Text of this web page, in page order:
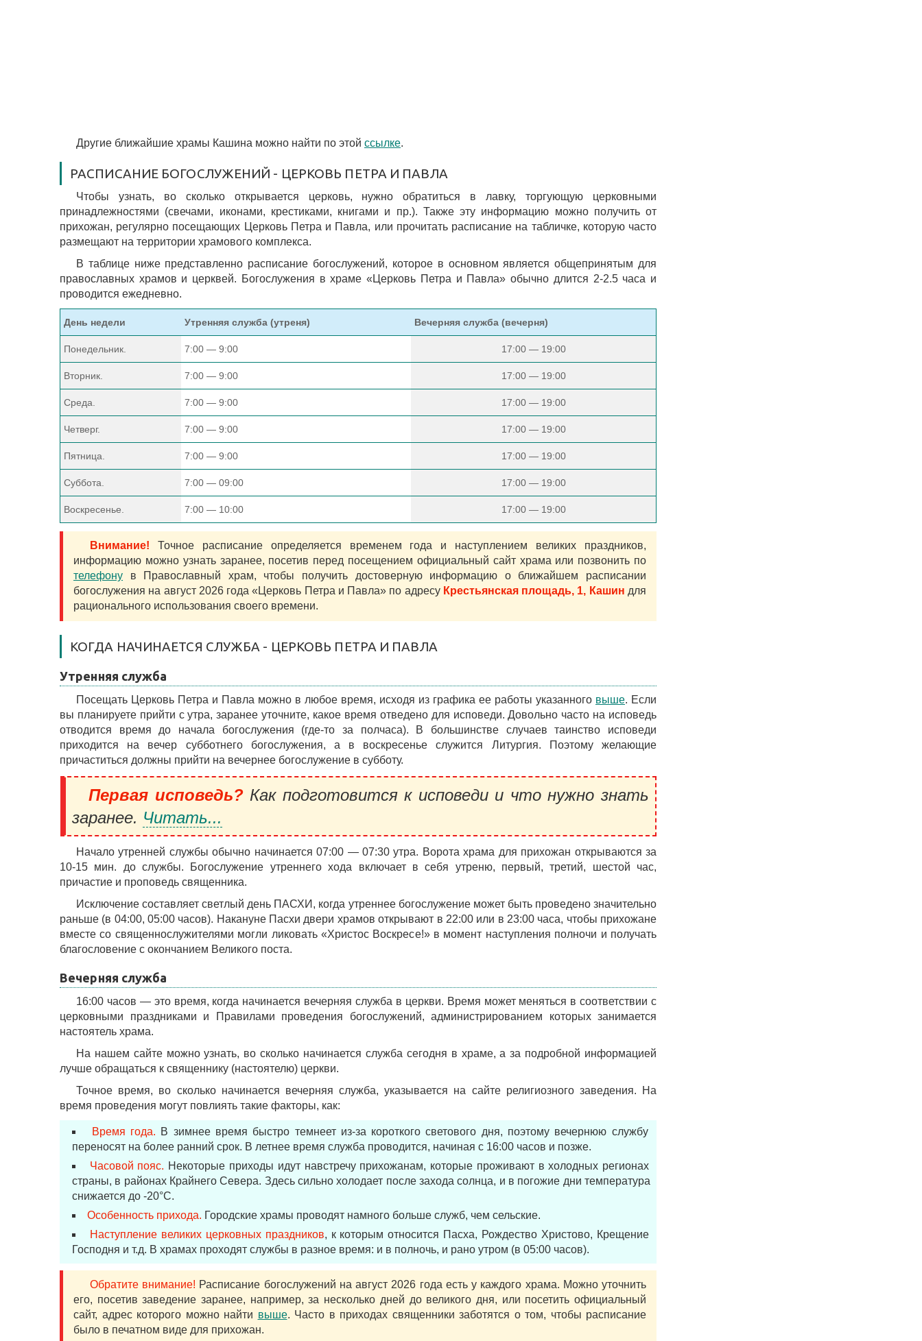
Другие ближайшие храмы Кашина можно найти по этой ссылке.
РАСПИСАНИЕ БОГОСЛУЖЕНИЙ - ЦЕРКОВЬ ПЕТРА И ПАВЛА
Чтобы узнать, во сколько открывается церковь, нужно обратиться в лавку, торгующую церковными
принадлежностями (свечами, иконами, крестиками, книгами и пр.). Также эту информацию можно получить от
прихожан, регулярно посещающих Церковь Петра и Павла, или прочитать расписание на табличке, которую часто
размещают на территории храмового комплекса.
В таблице ниже представленно расписание богослужений, которое в основном является общепринятым для
православных храмов и церквей. Богослужения в храме «Церковь Петра и Павла» обычно длится 2-2.5 часа и
проводится ежедневно.
День недели Утренняя служба (утреня) Вечерняя служба (вечерня)
Понедельник. 7:00 — 9:00 17:00 — 19:00
Вторник. 7:00 — 9:00 17:00 — 19:00
Среда. 7:00 — 9:00 17:00 — 19:00
Четверг. 7:00 — 9:00 17:00 — 19:00
Пятница. 7:00 — 9:00 17:00 — 19:00
Суббота. 7:00 — 09:00 17:00 — 19:00
Воскресенье. 7:00 — 10:00 17:00 — 19:00
Внимание! Точное расписание определяется временем года и наступлением великих праздников,
информацию можно узнать заранее, посетив перед посещением официальный сайт храма или позвонить по
телефону в Православный храм, чтобы получить достоверную информацию о ближайшем расписании
богослужения на август 2026 года «Церковь Петра и Павла» по адресу Крестьянская площадь, 1, Кашин для
рационального использования своего времени.
КОГДА НАЧИНАЕТСЯ СЛУЖБА - ЦЕРКОВЬ ПЕТРА И ПАВЛА
Утренняя служба
Посещать Церковь Петра и Павла можно в любое время, исходя из графика ее работы указанного выше. Если
вы планируете прийти с утра, заранее уточните, какое время отведено для исповеди. Довольно часто на исповедь
отводится время до начала богослужения (где-то за полчаса). В большинстве случаев таинство исповеди
приходится на вечер субботнего богослужения, а в воскресенье служится Литургия. Поэтому желающие
причаститься должны прийти на вечернее богослужение в субботу.
Первая исповедь?Как подготовится к исповеди и что нужно знать
заранее. Читать...
Начало утренней службы обычно начинается 07:00 — 07:30 утра. Ворота храма для прихожан открываются за
10-15 мин. до службы. Богослужение утреннего хода включает в себя утреню, первый, третий, шестой час,
причастие и проповедь священника.
Исключение составляет светлый день ПАСХИ, когда утреннее богослужение может быть проведено значительно
раньше (в 04:00, 05:00 часов). Накануне Пасхи двери храмов открывают в 22:00 или в 23:00 часа, чтобы прихожане
вместе со священнослужителями могли ликовать «Христос Воскресе!» в момент наступления полночи и получать
благословение с окончанием Великого поста.
Вечерняя служба
16:00 часов — это время, когда начинается вечерняя служба в церкви. Время может меняться в соответствии с
церковными праздниками и Правилами проведения богослужений, администрированием которых занимается
настоятель храма.
На нашем сайте можно узнать, во сколько начинается служба сегодня в храме, а за подробной информацией
лучше обращаться к священнику (настоятелю) церкви.
Точное время, во сколько начинается вечерняя служба, указывается на сайте религиозного заведения. На
время проведения могут повлиять такие факторы, как:
Время года. В зимнее время быстро темнеет из-за короткого светового дня, поэтому вечернюю службу
переносят на более ранний срок. В летнее время служба проводится, начиная с 16:00 часов и позже.
Часовой пояс. Некоторые приходы идут навстречу прихожанам, которые проживают в холодных регионах
страны, в районах Крайнего Севера. Здесь сильно холодает после захода солнца, и в погожие дни температура
снижается до -20°С.
Особенность прихода. Городские храмы проводят намного больше служб, чем сельские.
Наступление великих церковных праздников, к которым относится Пасха, Рождество Христово, Крещение
Господня и т.д. В храмах проходят службы в разное время: и в полночь, и рано утром (в 05:00 часов).
Обратите внимание! Расписание богослужений на август 2026 года есть у каждого храма. Можно уточнить
его, посетив заведение заранее, например, за несколько дней до великого дня, или посетить официальный
сайт, адрес которого можно найти выше. Часто в приходах священники заботятся о том, чтобы расписание
было в печатном виде для прихожан.